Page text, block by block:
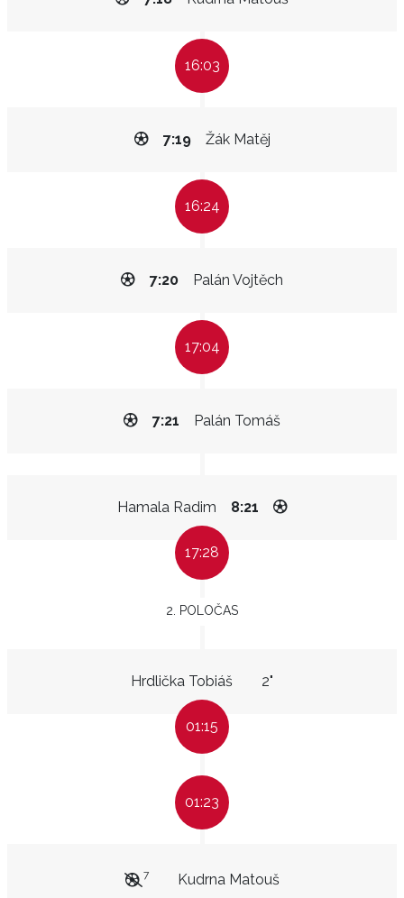
16:03
Žák Matěj
7:19
16:24
Palán Vojtěch
7:20
17:04
Palán Tomáš
7:21
Hamala Radim 8:21
17:28
2. POLOČAS
Hrdlička Tobiáš 2"
01:15
01:23
Kudrna Matouš
7